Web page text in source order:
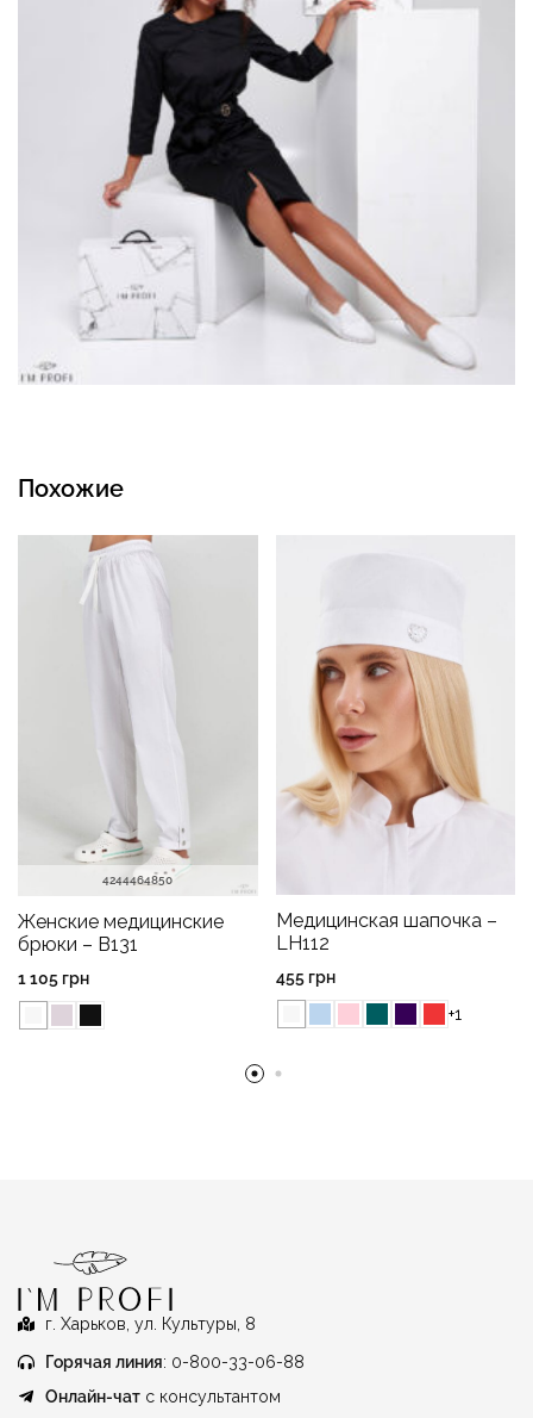
Похожие
4244464850
Женские медицинские
брюки – B131
1 105 грн
Медицинская шапочка –
LH112
455 грн
+1
г. Харьков, ул. Культуры, 8
Горячая линия: 0-800-33-06-88
Онлайн-чатс консультантом